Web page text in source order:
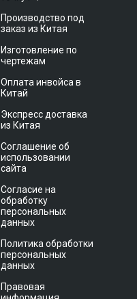
Производство под
заказ из Китая
Изготовление по
чертежам
Оплата инвойса в
Китай
Экспресс доставка
из Китая
Соглашение об
использовании
сайта
Согласие на
обработку
персональных
данных
Политика обработки
персональных
данных
Правовая